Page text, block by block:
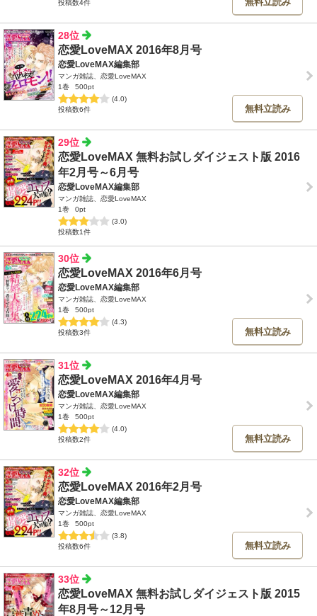
投稿数4件
28位
恋愛LoveMAX 2016年8月号
恋愛LoveMAX編集部
マンガ雑誌、恋愛LoveMAX
1巻
500pt
(4.0)
投稿数6件
無料立読み
29位
恋愛LoveMAX 無料お試しダイジェスト版 2016
年2月号～6月号
恋愛LoveMAX編集部
マンガ雑誌、恋愛LoveMAX
1巻
0pt
(3.0)
投稿数1件
30位
恋愛LoveMAX 2016年6月号
恋愛LoveMAX編集部
マンガ雑誌、恋愛LoveMAX
1巻
500pt
(4.3)
投稿数3件
無料立読み
31位
恋愛LoveMAX 2016年4月号
恋愛LoveMAX編集部
マンガ雑誌、恋愛LoveMAX
1巻
500pt
(4.0)
投稿数2件
無料立読み
32位
恋愛LoveMAX 2016年2月号
恋愛LoveMAX編集部
マンガ雑誌、恋愛LoveMAX
1巻
500pt
(3.8)
投稿数6件
無料立読み
33位
恋愛LoveMAX 無料お試しダイジェスト版 2015
年8月号～12月号